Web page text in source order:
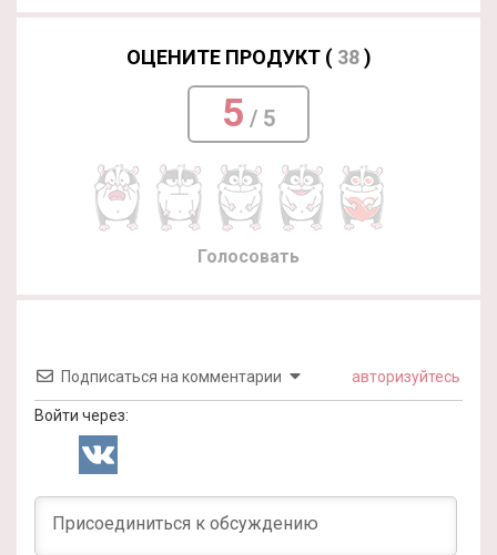
ОЦЕНИТЕ ПРОДУКТ ( 38)
5 / 5
Голосовать
Подписаться на комментарии авторизуйтесь
Войти через: